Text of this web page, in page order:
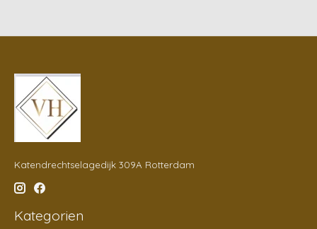
Katendrechtselagedijk 309A Rotterdam
Kategorien